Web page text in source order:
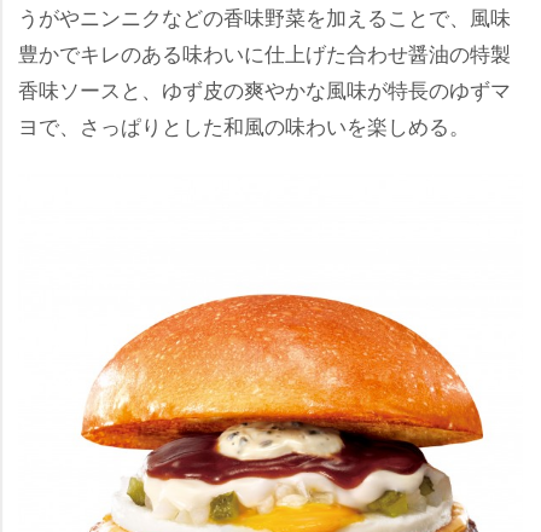
うがやニンニクなどの香味野菜を加えることで、風味
豊かでキレのある味わいに仕上げた合わせ醤油の特製
香味ソースと、ゆず皮の爽やかな風味が特長のゆずマ
ヨで、さっぱりとした和風の味わいを楽しめる。